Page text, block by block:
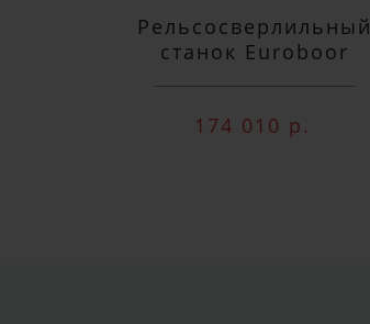
Рельсосверлильный
станок Euroboor
174 010 р.